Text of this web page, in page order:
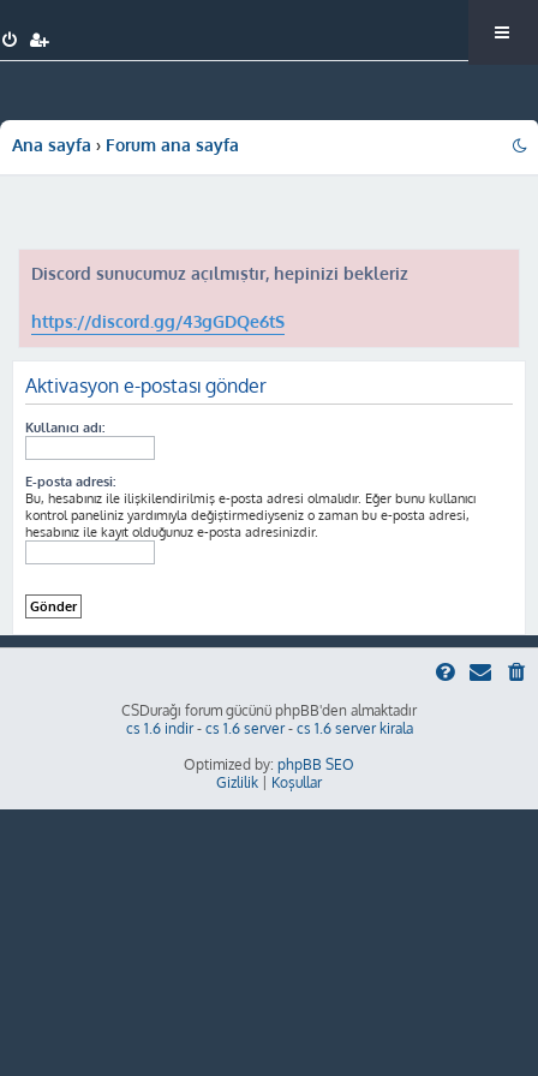
Ana sayfa Forum ana sayfa
Discord sunucumuz açılmıştır, hepinizi bekleriz
https://discord.gg/43gGDQe6tS
Aktivasyon e-postası gönder
Kullanıcı adı:
E-posta adresi:
Bu, hesabınız ile ilişkilendirilmiş e-posta adresi olmalıdır. Eğer bunu kullanıcı
kontrol paneliniz yardımıyla değiştirmediyseniz o zaman bu e-posta adresi,
hesabınız ile kayıt olduğunuz e-posta adresinizdir.
CSDurağı forum gücünü phpBB'den almaktadır
cs 1.6 indir- cs 1.6 server- cs 1.6 server kirala
Optimized by: phpBB SEO
Gizlilik
Koşullar